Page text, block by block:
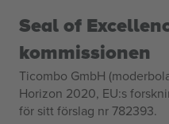
Seal of
kommissionen
Ticombo GmbH
Horizon 2020, EU:s
för sitt förslag nr 782393.